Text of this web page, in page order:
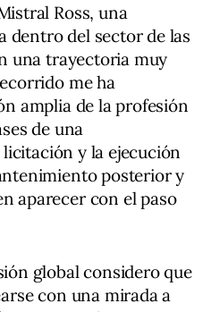
Ross, una
dentro del sector de las
una trayectoria muy
me ha
amplia de la profesión
de una
y la ejecución
posterior y
aparecer con el paso
global considero que
con una mirada a